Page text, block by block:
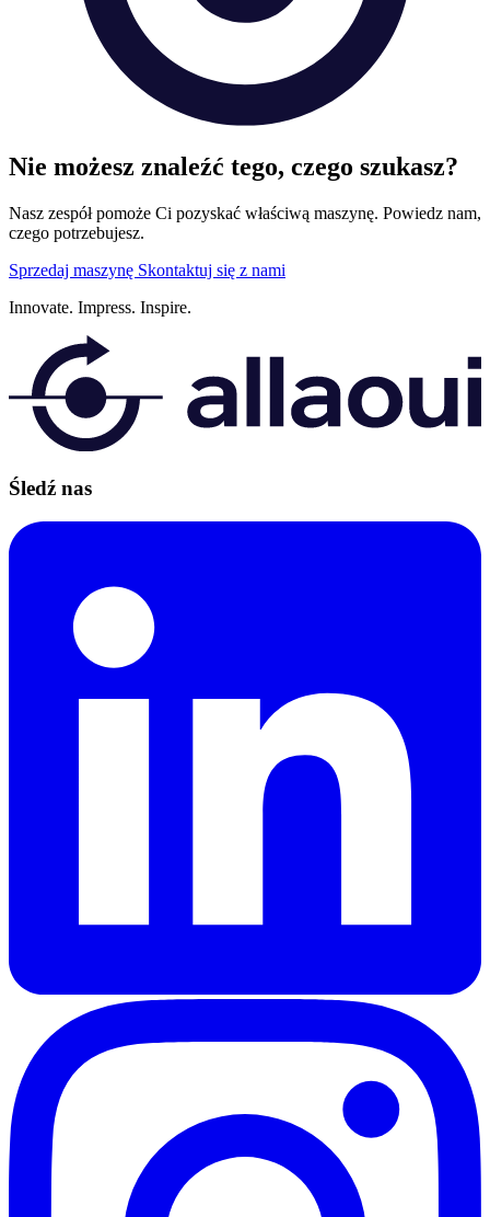
Nie możesz znaleźć tego, czego szukasz?
Nasz zespół pomoże Ci pozyskać właściwą maszynę. Powiedz nam,
czego potrzebujesz.
Sprzedaj maszynę Skontaktuj się z nami
Innovate. Impress. Inspire.
Śledź nas